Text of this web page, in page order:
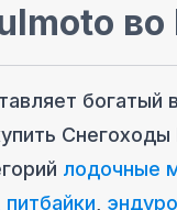
во
Снегоходы
лодочные
питбайки